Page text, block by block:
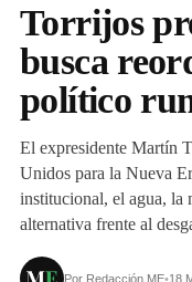
Torrijos
busca
político
El expresidente Martín
Unidos para la Nueva
institucional, el agua, la
alternativa frente al
Por Redacción ME•18